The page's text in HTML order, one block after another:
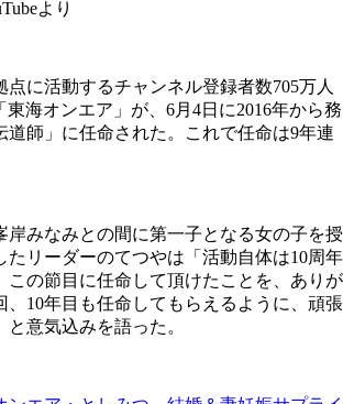
より
に活動するチャンネル登録者数705万人
東海オンエア」が、6月4日に2016年から務
道師」に任命された。これで任命は9年連
みなみとの間に第一子となる女の子を授
たリーダーのてつやは「活動自体は10周年
この節目に任命して頂けたことを、ありが
、10年目も任命してもらえるように、頑張
意気込みを語った。